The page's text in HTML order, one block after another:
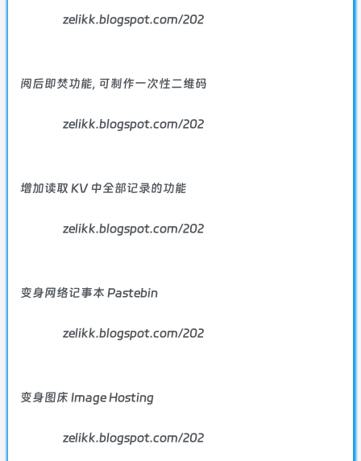
zelikk.blogspot.com/202
阅后即焚功能, 可制作一次性二维码
zelikk.blogspot.com/202
增加读取 KV 中全部记录的功能
zelikk.blogspot.com/202
变身网络记事本 Pastebin
zelikk.blogspot.com/202
变身图床 Image Hosting
zelikk.blogspot.com/202